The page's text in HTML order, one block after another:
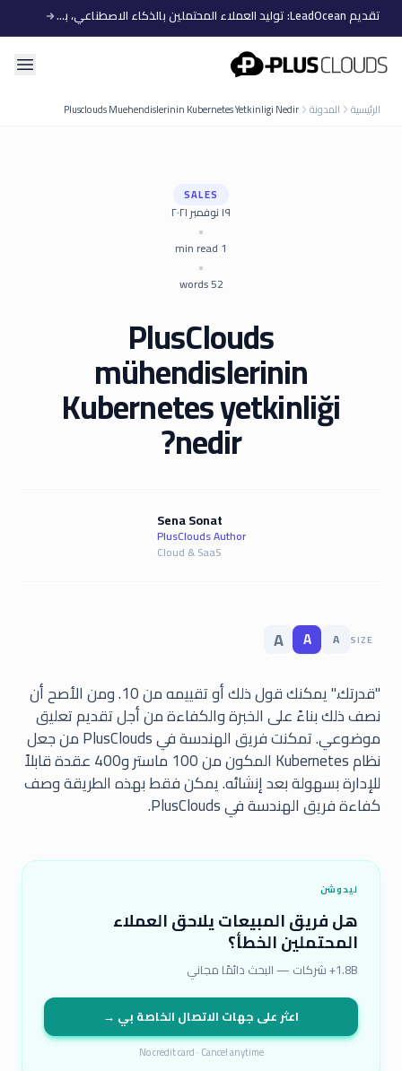
تقديم LeadOcean: توليد العملاء المحتملين بالذكاء الاصطناعي، بيانات منتقاة، توسع سهل
PlusClouds
الرئيسية المدونة Plusclouds Muehendislerinin Kubernetes Yetkinligi Nedir
SALES
١٩ نوفمبر ٢٠٢١
•
1
•
52
words
PlusClouds
mühendislerinin
Kubernetes yetkinliği
nedir?
Sena Sonat
PlusClouds Author
Cloud & SaaS
SIZE
A
A
A
"قدرتك." يمكنك قول ذلك أو تقييمه من 10. ومن الأصح أن
نصف ذلك بناءً على الخبرة والكفاءة من أجل تقديم تعليق
موضوعي. تمكنت فريق الهندسة في PlusClouds من جعل
نظام Kubernetes المكون من 100 ماستر و400 عقدة قابلاً
للإدارة بسهولة بعد إنشائه. يمكن فقط بهذه الطريقة وصف
كفاءة فريق الهندسة في PlusClouds.
ليدوشن
هل فريق المبيعات يلاحق العملاء
المحتملين الخطأ؟
1.8B+ شركات — البحث دائمًا مجاني
اعثر على جهات الاتصال الخاصة بي →
No credit card · Cancel anytime